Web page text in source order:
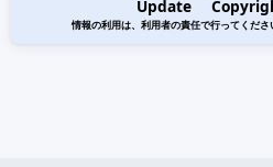
Update
情報の利用は、利用者の責任で行ってくだ